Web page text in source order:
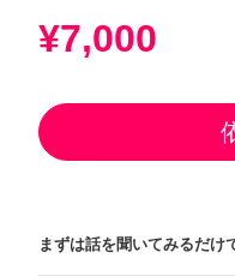
¥7,000
まずは話を聞いてみるだけ